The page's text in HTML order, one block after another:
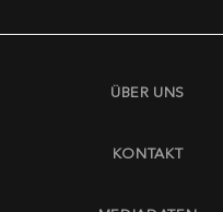
ÜBER UNS
KONTAKT